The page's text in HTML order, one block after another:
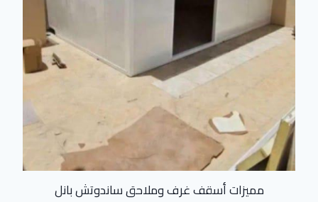
مميزات أسقف غرف وملاحق ساندوتش بانل